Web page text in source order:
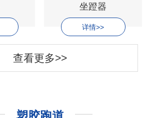
坐蹬器
详情>>
查看更多>>